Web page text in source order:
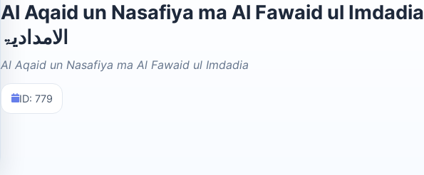
Al Aqaid un Nasafiya ma Al Fawaid ul Imdadia العقائد النسفیۃ مع الفوائد
الامدادیۃ
Al Aqaid un Nasafiya ma Al Fawaid ul Imdadia
ID: 779